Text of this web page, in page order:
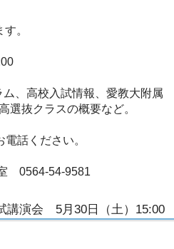
。
、高校入試情報、愛教大附属
選抜クラスの概要など。
話ください。
0564-54-9581
講演会 5月30日（土）15:00